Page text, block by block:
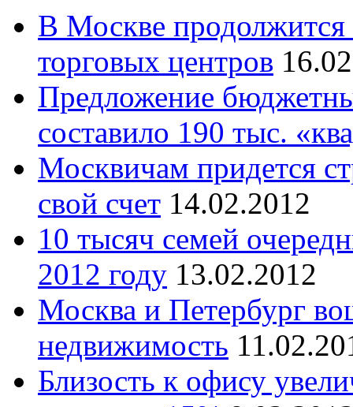
В Москве продолжится
торговых центров
Предложение
составило 190 тыс.
Москвичам придется
свой счет 14.02.2012
10 тысяч семей
2012 году 13.02.2012
Москва и Петербург
недвижимость
Близость к офису